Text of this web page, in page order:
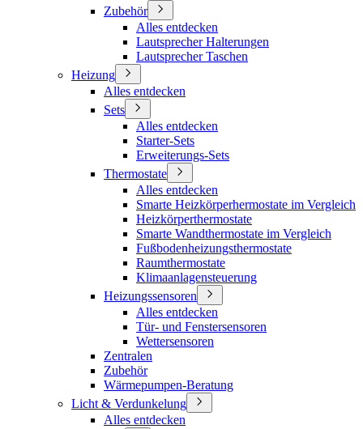
Zubehör
Alles entdecken
Lautsprecher Halterungen
Lautsprecher Taschen
Heizung
Alles entdecken
Sets
Alles entdecken
Starter-Sets
Erweiterungs-Sets
Thermostate
Alles entdecken
Smarte Heizkörperhermostate im Vergleich
Heizkörperthermostate
Smarte Wandthermostate im Vergleich
Fußbodenheizungsthermostate
Raumthermostate
Klimaanlagensteuerung
Heizungssensoren
Alles entdecken
Tür- und Fenstersensoren
Wettersensoren
Zentralen
Zubehör
Wärmepumpen-Beratung
Licht & Verdunkelung
Alles entdecken